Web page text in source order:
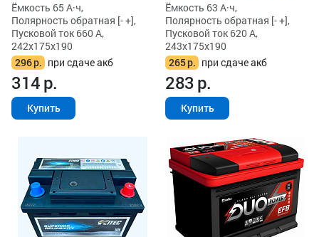
Ёмкость 65 А·ч,
Полярность обратная [- +],
Пусковой ток 660 А,
242x175x190
296р. при сдаче акб
314р.
Купить
Ёмкость 63 А·ч,
Полярность обратная [- +],
Пусковой ток 620 А,
243x175x190
265р. при сдаче акб
283р.
Купить